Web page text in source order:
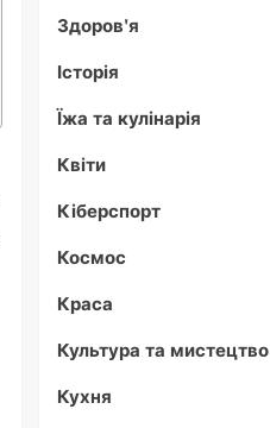
Здоров'я
Історія
Їжа та кулінарія
Квіти
Кіберспорт
Космос
Краса
Культура та мистецтво
Кухня